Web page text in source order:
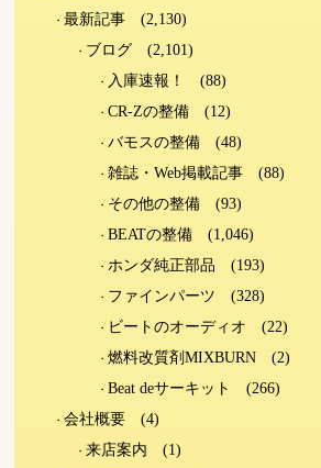
最新記事
(2,130)
ブログ
(2,101)
入庫速報！
(88)
CR-Zの整備
(12)
バモスの整備
(48)
雑誌・Web掲載記事
(88)
その他の整備
(93)
BEATの整備
(1,046)
ホンダ純正部品
(193)
ファインパーツ
(328)
ビートのオーディオ
(22)
燃料改質剤MIXBURN
(2)
Beat deサーキット
(266)
会社概要
(4)
来店案内
(1)